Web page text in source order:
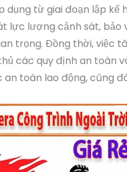
từ giai đoạn lập kế
lực lượng cảnh sát, bảo
trọng. Đồng thời, việc
các quy định an toàn
toàn lao động, cũng